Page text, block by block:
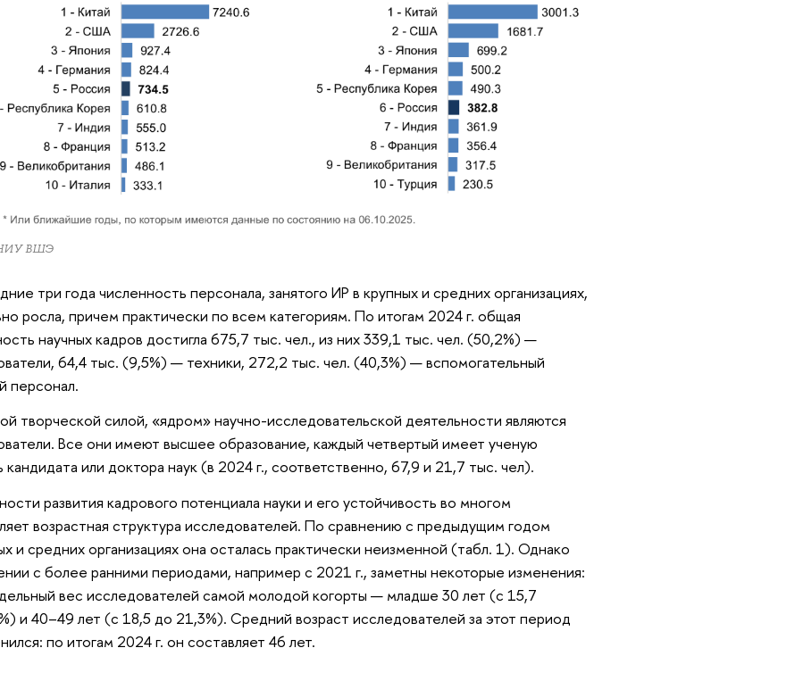
ВШЭ
три года численность персонала, занятого ИР в крупных и средних организациях,
росла, причем практически по всем категориям. По итогам 2024 г. общая
научных кадров достигла 675,7 тыс. чел., из них 339,1 тыс. чел. (50,2%) —
64,4 тыс. (9,5%) — техники, 272,2 тыс. чел. (40,3%) — вспомогательный
персонал.
творческой силой, «ядром» научно-исследовательской деятельности являются
Все они имеют высшее образование, каждый четвертый имеет ученую
кандидата или доктора наук (в 2024 г., соответственно, 67,9 и 21,7 тыс. чел).
развития кадрового потенциала науки и его устойчивость во многом
возрастная структура исследователей. По сравнению с предыдущим годом
и средних организациях она осталась практически неизменной (табл. 1). Однако
с более ранними периодами, например с 2021 г., заметны некоторые изменения:
вес исследователей самой молодой когорты — младше 30 лет (с 15,7
и 40–49 лет (с 18,5 до 21,3%). Средний возраст исследователей за этот период
по итогам 2024 г. он составляет 46 лет.